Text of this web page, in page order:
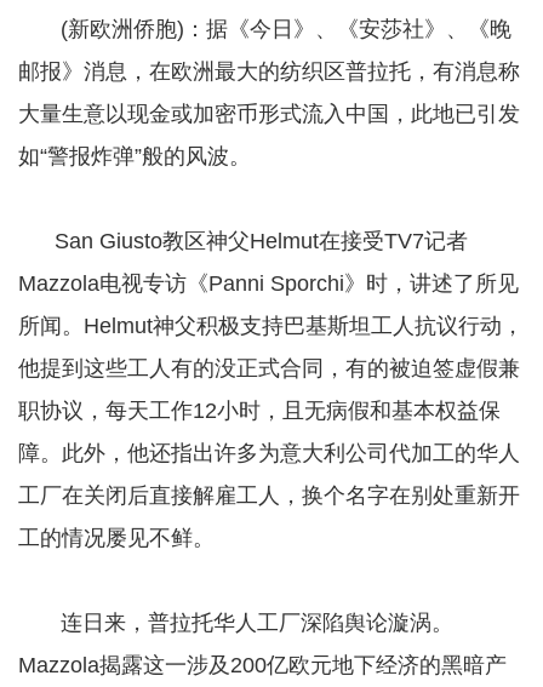
(新欧洲侨胞)：据《今日》、《安莎社》、《晚
邮报》消息，在欧洲最大的纺织区普拉托，有消息称
大量生意以现金或加密币形式流入中国，此地已引发
如“警报炸弹”般的风波。
San Giusto教区神父Helmut在接受TV7记者
Mazzola电视专访《Panni Sporchi》时，讲述了所见
所闻。Helmut神父积极支持巴基斯坦工人抗议行动，
他提到这些工人有的没正式合同，有的被迫签虚假兼
职协议，每天工作12小时，且无病假和基本权益保
障。此外，他还指出许多为意大利公司代加工的华人
工厂在关闭后直接解雇工人，换个名字在别处重新开
工的情况屡见不鲜。
连日来，普拉托华人工厂深陷舆论漩涡。
Mazzola揭露这一涉及200亿欧元地下经济的黑暗产